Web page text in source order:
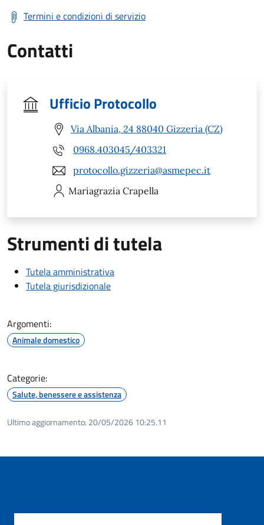
Termini e condizioni di servizio
Contatti
Ufficio Protocollo
Via Albania, 24 88040 Gizzeria (CZ)
0968.403045/403321
protocollo.gizzeria@asmepec.it
Mariagrazia Crapella
Strumenti di tutela
Tutela amministrativa
Tutela giurisdizionale
Argomenti:
Animale domestico
Categorie:
Salute, benessere e assistenza
Ultimo aggiornamento: 20/05/2026 10:25.11